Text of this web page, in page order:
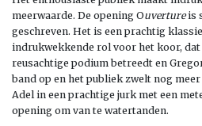
meerwaarde. De opening Ouvertureis
geschreven. Het is een prachtig
indrukwekkende rol voor het koor,
reusachtige podium betreedt en
band op en het publiek zwelt nog
Adel in een prachtige jurk met een
opening om van te watertanden.